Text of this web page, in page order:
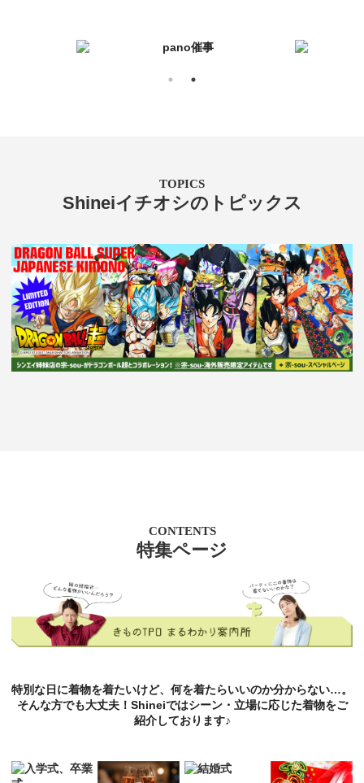
TOPICS
Shineiイチオシのトピックス
CONTENTS
特集ページ
特別な日に着物を着たいけど、何を着たらいいのか分からない…。
そんな方でも大丈夫！Shineiではシーン・立場に応じた着物をご
紹介しております♪